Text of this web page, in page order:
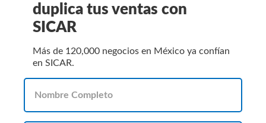
duplica tus ventas con
SICAR
Más de 120,000 negocios en México ya confían
en SICAR.